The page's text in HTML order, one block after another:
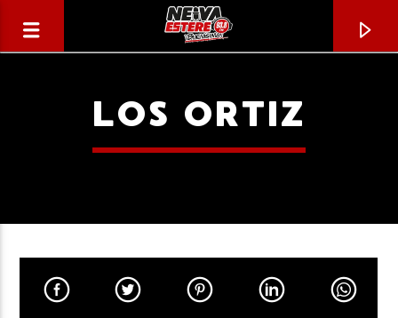
LOS ORTIZ